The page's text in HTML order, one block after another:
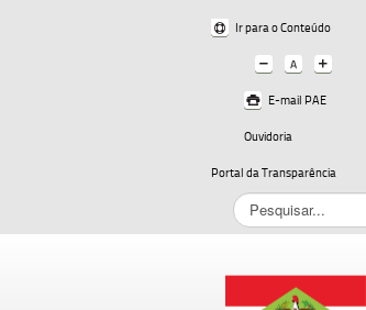
Ir para o Conteúdo
E-mail PAE
Ouvidoria
Portal da Transparência
Pesquisar...